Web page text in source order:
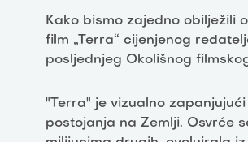
Kako bismo zajedno obilježili
film „Terra“ cijenjenog
posljednjeg Okolišnog
"Terra" je vizualno
postojanja na Zemlji. Osvrće